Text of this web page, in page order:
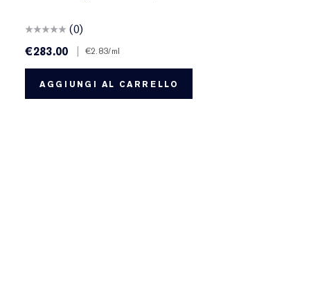
(0)
€283.00
| €2.83/ml
AGGIUNGI AL CARRELLO